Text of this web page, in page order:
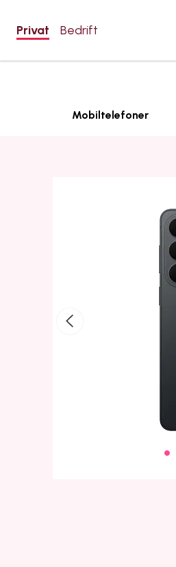
Privat Bedrift
Mobiltelefoner